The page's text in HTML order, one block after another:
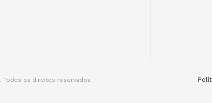
. Todos os direitos reservados.